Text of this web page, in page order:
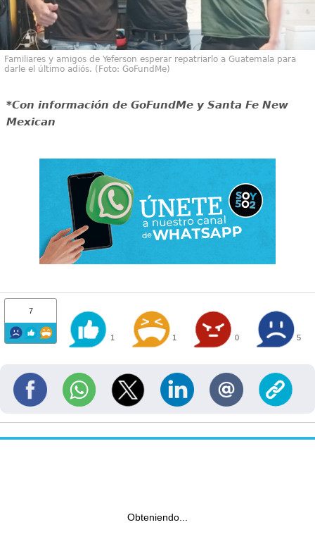
Familiares y amigos de Yeferson esperar repatriarlo a Guatemala para
darle el último adiós. (Foto: GoFundMe)
*Con información de GoFundMe y Santa Fe New
Mexican
7
1 1 0 5
Obteniendo...